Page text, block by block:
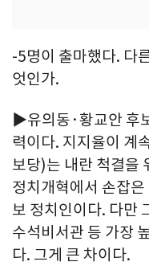
-5명이 출마했다. 다
엇인가.
▶유의동·황교안 후
력이다. 지지율이 계
보당)는 내란 척결을
정치개혁에서 손잡
보 정치인이다. 다만
수석비서관 등 가장
다. 그게 큰 차이다.